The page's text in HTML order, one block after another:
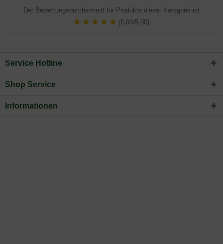
Der Bewertungsdurchschnitt für Produkte dieser Kategorie ist
(5.00/5.00)
Service Hotline
Shop Service
Informationen